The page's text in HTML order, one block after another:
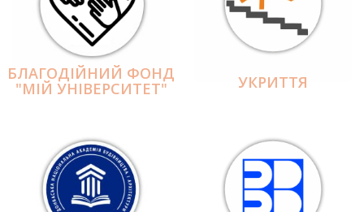
БЛАГОДІЙНИЙ ФОНД
"МІЙ УНІВЕРСИТЕТ" УКРИТТЯ